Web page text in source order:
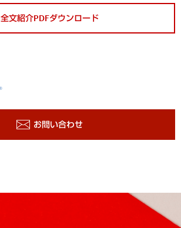
全文紹介PDFダウンロード
お問い合わせ